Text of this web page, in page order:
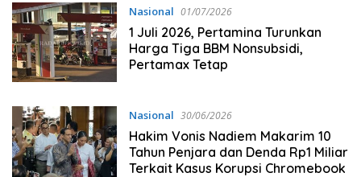
Nasional 01/07/2026
1 Juli 2026, Pertamina Turunkan
Harga Tiga BBM Nonsubsidi,
Pertamax Tetap
Nasional 30/06/2026
Hakim Vonis Nadiem Makarim 10
Tahun Penjara dan Denda Rp1 Miliar
Terkait Kasus Korupsi Chromebook